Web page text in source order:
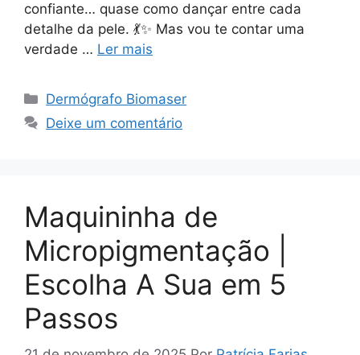
confiante… quase como dançar entre cada
detalhe da pele. 💃✨ Mas vou te contar uma
verdade … Ler mais
Categorias
Dermógrafo Biomaser
Deixe um comentário
Maquininha de
Micropigmentação |
Escolha A Sua em 5
Passos